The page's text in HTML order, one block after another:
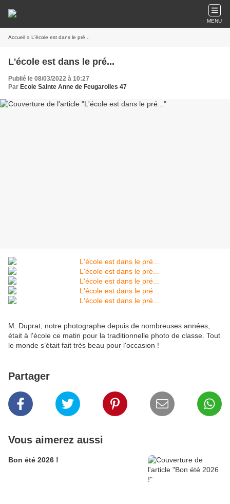
MENU
Accueil » L'école est dans le pré...
L'école est dans le pré...
Publié le 08/03/2022 à 10:27
Par Ecole Sainte Anne de Feugarolles 47
M. Duprat, notre photographe depuis de nombreuses années,
était à l'école ce matin pour la traditionnelle photo de classe. Tout
le monde s’était fait très beau pour l'occasion !
Partager
Vous aimerez aussi
Bon été 2026 !